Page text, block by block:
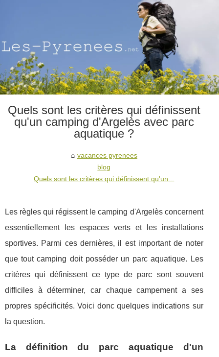
Quels sont les critères qui définissent
qu'un camping d'Argelès avec parc
aquatique ?
vacances pyrenees
blog
Quels sont les critères qui définissent qu'un...
Les règles qui régissent le camping d'Argelès concernent
essentiellement les espaces verts et les installations
sportives. Parmi ces dernières, il est important de noter
que tout camping doit posséder un parc aquatique. Les
critères qui définissent ce type de parc sont souvent
difficiles à déterminer, car chaque campement a ses
propres spécificités. Voici donc quelques indications sur
la question.
La définition du parc aquatique d'un